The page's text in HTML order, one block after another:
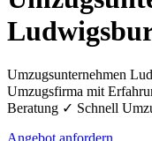
Umzugsunternehmen
Umzugsfirma mit
Beratung ✓ Schnell
Angebot anfordern